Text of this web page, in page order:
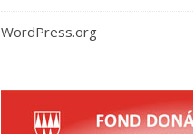
WordPress.org